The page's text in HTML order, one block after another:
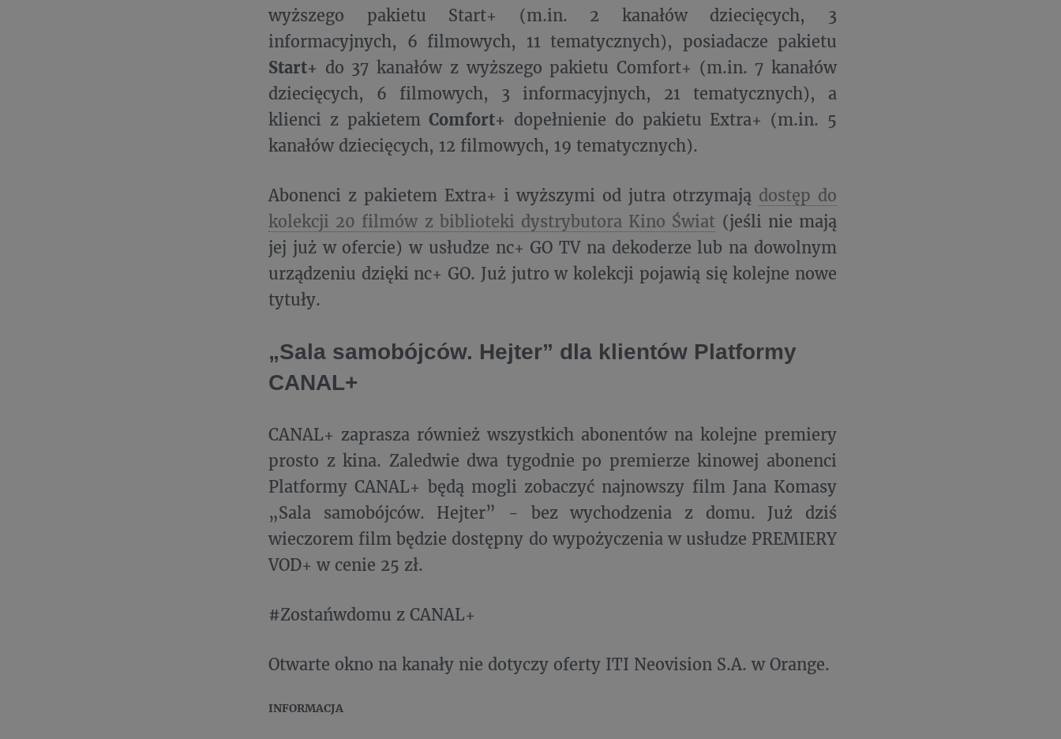
wyższego pakietu Start+ (m.in. 2 kanałów dziecięcych, 3
informacyjnych, 6 filmowych, 11 tematycznych), posiadacze pakietu
Start+ do 37 kanałów z wyższego pakietu Comfort+ (m.in. 7 kanałów
dziecięcych, 6 filmowych, 3 informacyjnych, 21 tematycznych), a
klienci z pakietemComfort+ dopełnienie do pakietu Extra+ (m.in. 5
kanałów dziecięcych, 12 filmowych, 19 tematycznych).
Abonenci z pakietem Extra+ i wyższymi od jutra otrzymają dostęp do
kolekcji 20 filmów z biblioteki dystrybutora Kino Świat (jeśli nie mają
jej już w ofercie) w usłudze nc+ GO TV na dekoderze lub na dowolnym
urządzeniu dzięki nc+ GO. Już jutro w kolekcji pojawią się kolejne nowe
tytuły.
„Sala samobójców. Hejter” dla klientów Platformy
CANAL+
CANAL+ zaprasza również wszystkich abonentów na kolejne premiery
prosto z kina. Zaledwie dwa tygodnie po premierze kinowej abonenci
Platformy CANAL+ będą mogli zobaczyć najnowszy film Jana Komasy
„Sala samobójców. Hejter” - bez wychodzenia z domu. Już dziś
wieczorem film będzie dostępny do wypożyczenia w usłudze PREMIERY
VOD+ w cenie 25 zł.
#Zostańwdomu z CANAL+
Otwarte okno na kanały nie dotyczy oferty ITI Neovision S.A. w Orange.
INFORMACJA